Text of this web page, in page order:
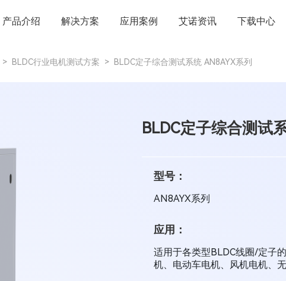
产品介绍 解决方案 应用案例 艾诺资讯 下载中心
> BLDC行业电机测试方案 > BLDC定子综合测试系统 AN8AYX系列
BLDC定子综合测试
型号：
AN8AYX系列
应用：
适用于各类型BLDC线圈/定子
机、电动车电机、风机电机、